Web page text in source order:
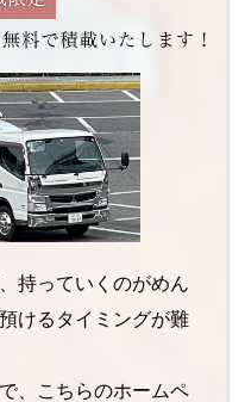
持っていくのがめん
けるタイミングが難
、こちらのホームペ